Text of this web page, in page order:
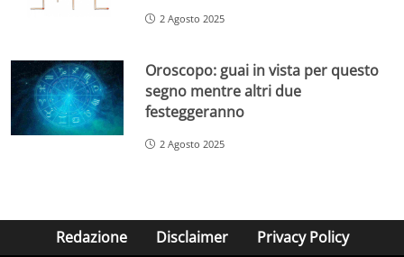
2 Agosto 2025
Oroscopo: guai in vista per questo
segno mentre altri due
festeggeranno
2 Agosto 2025
Redazione Disclaimer Privacy Policy